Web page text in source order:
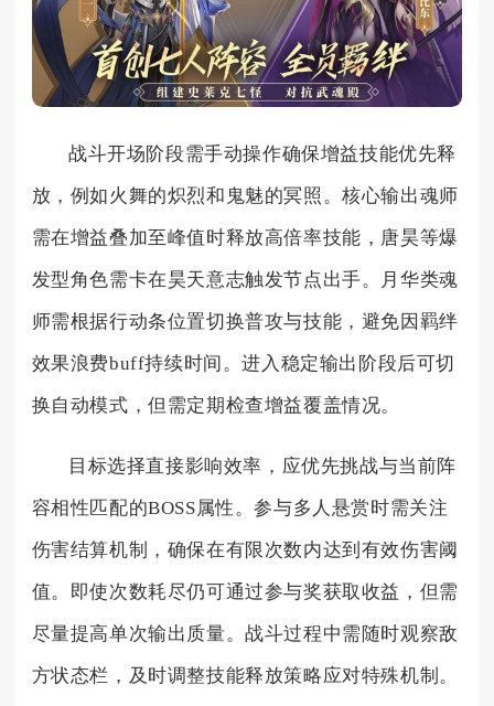
战斗开场阶段需手动操作确保增益技能优先释
放，例如火舞的炽烈和鬼魅的冥照。核心输出魂师
需在增益叠加至峰值时释放高倍率技能，唐昊等爆
发型角色需卡在昊天意志触发节点出手。月华类魂
师需根据行动条位置切换普攻与技能，避免因羁绊
效果浪费buff持续时间。进入稳定输出阶段后可切
换自动模式，但需定期检查增益覆盖情况。
目标选择直接影响效率，应优先挑战与当前阵
容相性匹配的BOSS属性。参与多人悬赏时需关注
伤害结算机制，确保在有限次数内达到有效伤害阈
值。即使次数耗尽仍可通过参与奖获取收益，但需
尽量提高单次输出质量。战斗过程中需随时观察敌
方状态栏，及时调整技能释放策略应对特殊机制。